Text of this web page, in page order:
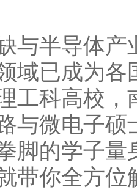
与半导体
域已成为
工科高校
与微电子
脚的学子量
带你全方